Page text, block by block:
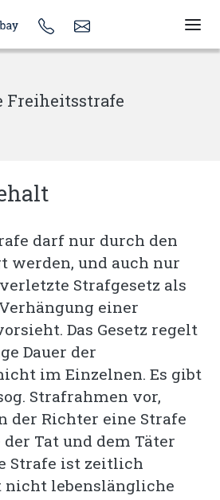
Freiheitsstrafe
darf nur durch den
werden, und auch nur
Strafgesetz als
einer
Das Gesetz regelt
Dauer der
im Einzelnen. Es gibt
Strafrahmen vor,
der Richter eine Strafe
Tat und dem Täter
Strafe ist zeitlich
nicht lebenslängliche